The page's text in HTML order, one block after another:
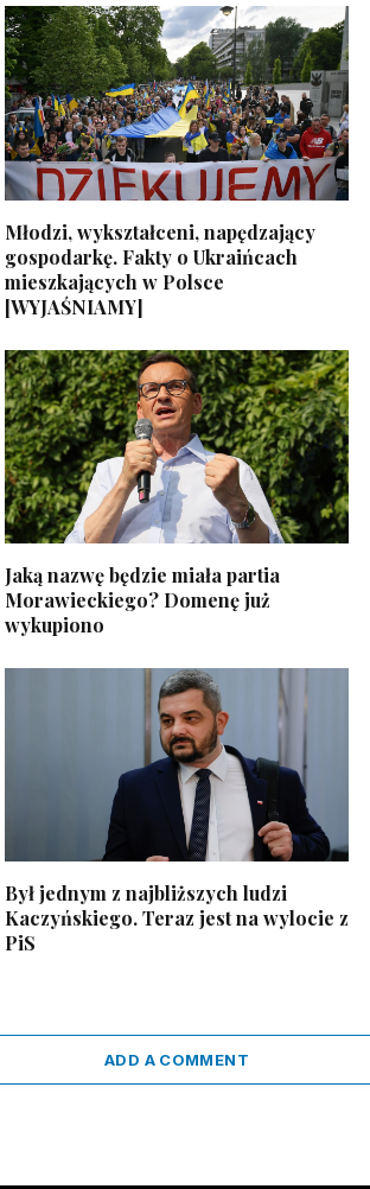
Młodzi, wykształceni, napędzający
gospodarkę. Fakty o Ukraińcach
mieszkających w Polsce
[WYJAŚNIAMY]
Jaką nazwę będzie miała partia
Morawieckiego? Domenę już
wykupiono
Był jednym z najbliższych ludzi
Kaczyńskiego. Teraz jest na wylocie z
PiS
ADD A COMMENT